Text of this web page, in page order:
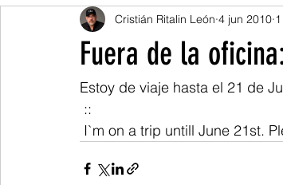
data-driven creativity emprendimiento
smartphones tecnología Viajes
Fuera de la
Cristián Ritalin León 4 jun 2010
Estoy de viaje hasta el 21 de
::
I`m on a trip untill June 21st.